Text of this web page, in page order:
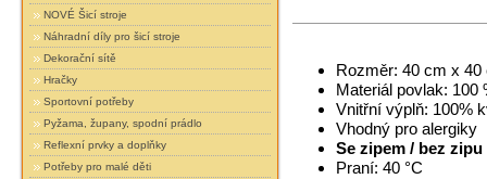
NOVÉ Šicí stroje
Náhradní díly pro šicí stroje
Dekorační sítě
Hračky
Sportovní potřeby
Pyžama, župany, spodní prádlo
Reflexní prvky a doplňky
Potřeby pro malé děti
Rozměr: 40 cm x 40
Materiál povlak: 100
Vnitřní výplň: 100%
Vhodný pro alergiky
Se zipem / bez
Praní: 40 °C